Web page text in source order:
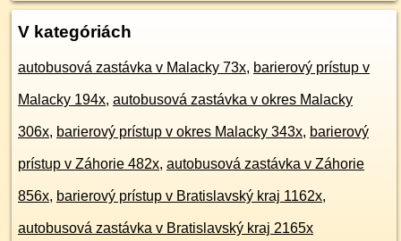
V kategóriách
autobusová zastávka v Malacky 73x, barierový prístup v
Malacky 194x, autobusová zastávka v okres Malacky
306x, barierový prístup v okres Malacky 343x, barierový
prístup v Záhorie 482x, autobusová zastávka v Záhorie
856x, barierový prístup v Bratislavský kraj 1162x,
autobusová zastávka v Bratislavský kraj 2165x